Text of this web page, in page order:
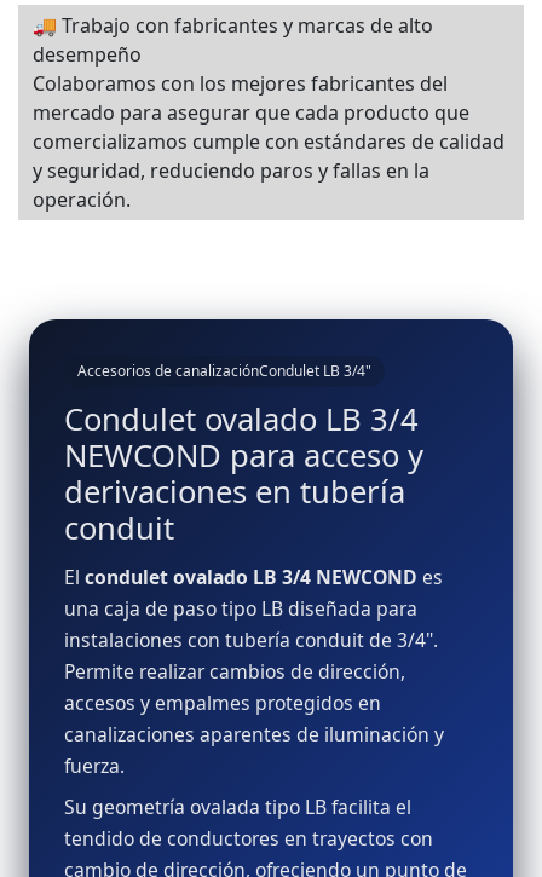
🚚 Trabajo con fabricantes y marcas de alto
desempeño
Colaboramos con los mejores fabricantes del
mercado para asegurar que cada producto que
comercializamos cumple con estándares de calidad
y seguridad, reduciendo paros y fallas en la
operación.
Accesorios de canalizaciónCondulet LB 3/4"
Condulet ovalado LB 3/4
NEWCOND para acceso y
derivaciones en tubería
conduit
El condulet ovalado LB 3/4 NEWCOND es
una caja de paso tipo LB diseñada para
instalaciones con tubería conduit de 3/4".
Permite realizar cambios de dirección,
accesos y empalmes protegidos en
canalizaciones aparentes de iluminación y
fuerza.
Su geometría ovalada tipo LB facilita el
tendido de conductores en trayectos con
cambio de dirección, ofreciendo un punto de